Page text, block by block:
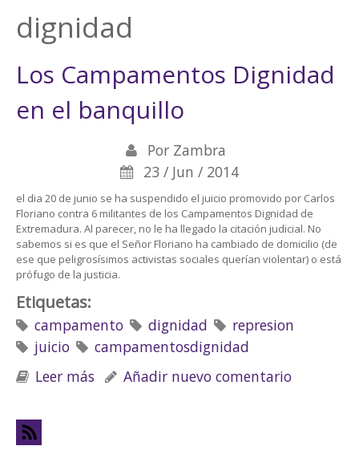
dignidad
Los Campamentos Dignidad
en el banquillo
Por Zambra
23 / Jun / 2014
el dia 20 de junio se ha suspendido el juicio promovido por Carlos
Floriano contra 6 militantes de los Campamentos Dignidad de
Extremadura. Al parecer, no le ha llegado la citación judicial. No
sabemos si es que el Señor Floriano ha cambiado de domicilio (de
ese que peligrosísimos activistas sociales querían violentar) o está
prófugo de la justicia.
Etiquetas:
campamento dignidad
represion
juicio
campamentosdignidad
Leer más sobre Los Campamentos Dignidad en el
Añadir nuevo comentario